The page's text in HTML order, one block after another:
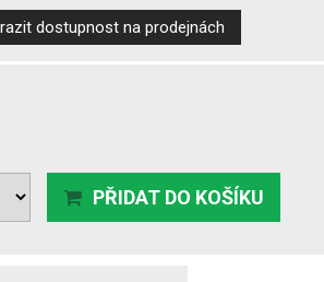
dostupnost na prodejnách
PŘIDAT DO KOŠÍKU